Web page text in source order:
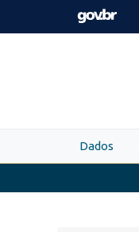
Skip to main content
Dados